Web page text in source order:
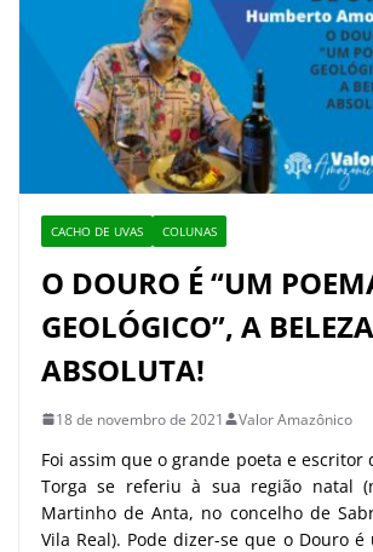
CACHO DE UVAS COLUNAS
O DOURO É “UM
GEOLÓGICO”, A BELEZA
ABSOLUTA!
18 de novembro de 2021 Valor Amazônico
Foi assim que o grande poeta e escritor
Torga se referiu à sua região natal
Martinho de Anta, no concelho de
Vila Real). Pode dizer-se que o Douro